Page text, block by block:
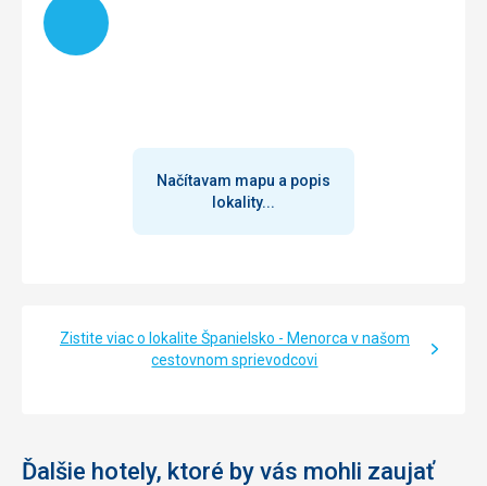
Načítavam mapu a popis
lokality...
Zistite viac o lokalite Španielsko - Menorca v našom
cestovnom sprievodcovi
Ďalšie hotely, ktoré by vás mohli zaujať